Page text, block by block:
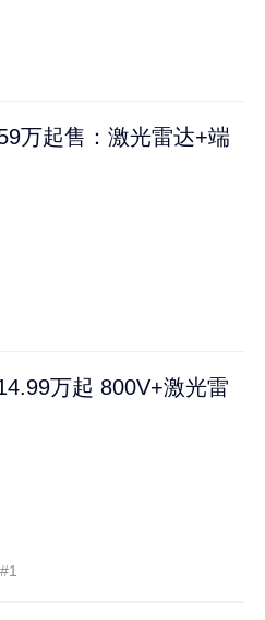
万起售：激光雷达+端
万起 800V+激光雷